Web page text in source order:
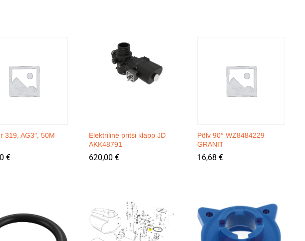
319, AG3″, 50M
€
€
Elektriline pritsi klapp JD
AKK48791
620,00 €
620,00 €
Põlv 90° WZ8484229
GRANIT
16,68 €
16,68 €